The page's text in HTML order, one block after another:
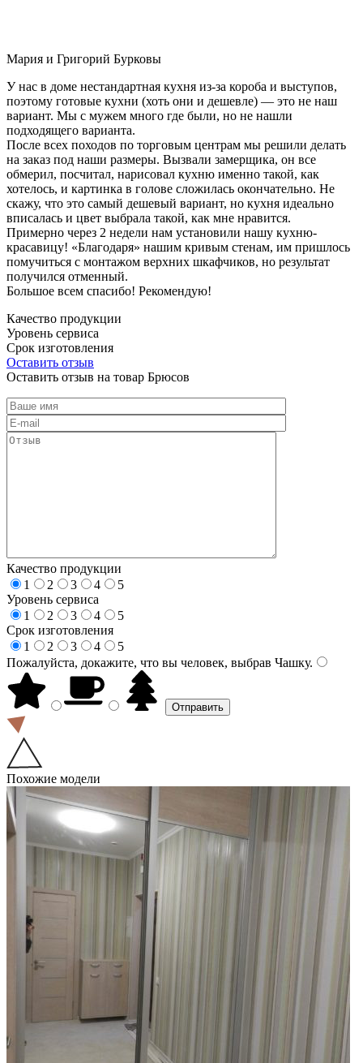
Мария и Григорий Бурковы
У нас в доме нестандартная кухня из-за короба и выступов,
поэтому готовые кухни (хоть они и дешевле) — это не наш
вариант. Мы с мужем много где были, но не нашли
подходящего варианта.
После всех походов по торговым центрам мы решили делать
на заказ под наши размеры. Вызвали замерщика, он все
обмерил, посчитал, нарисовал кухню именно такой, как
хотелось, и картинка в голове сложилась окончательно. Не
скажу, что это самый дешевый вариант, но кухня идеально
вписалась и цвет выбрала такой, как мне нравится.
Примерно через 2 недели нам установили нашу кухню-
красавицу! «Благодаря» нашим кривым стенам, им пришлось
помучиться с монтажом верхних шкафчиков, но результат
получился отменный.
Большое всем спасибо! Рекомендую!
Качество продукции
Уровень сервиса
Срок изготовления
Оставить отзыв
Оставить отзыв на товар Брюсов
Качество продукции
1
2 3 4
5
Уровень сервиса
1
2 3 4
5
Срок изготовления
1
2 3 4
5
Пожалуйста, докажите, что вы человек, выбрав Чашку.
Похожие модели